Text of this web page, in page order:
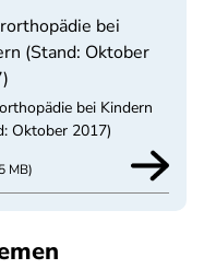
bei
(Stand: Oktober
bei Kindern
Oktober 2017)
MB)